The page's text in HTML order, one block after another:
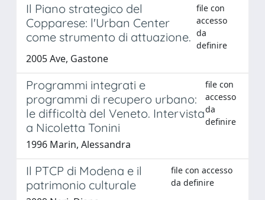
Il Piano strategico del
Copparese: l'Urban Center
come strumento di attuazione.
file con
accesso
da
definire
2005 Ave, Gastone
Programmi integrati e
programmi di recupero urbano:
le difficoltà del Veneto. Intervista
a Nicoletta Tonini
file con
accesso
da
definire
1996 Marin, Alessandra
Il PTCP di Modena e il
patrimonio culturale
file con accesso
da definire